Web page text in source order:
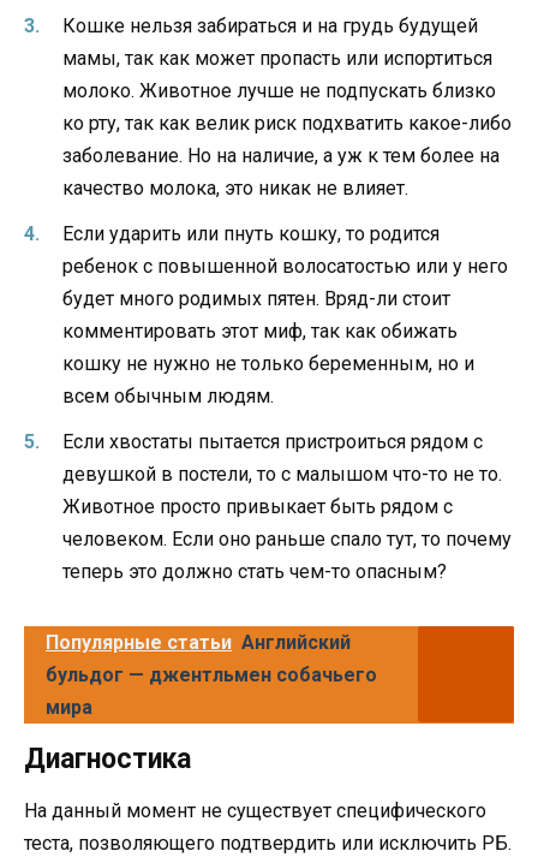
Кошке нельзя забираться и на грудь будущей
мамы, так как может пропасть или испортиться
молоко. Животное лучше не подпускать близко
ко рту, так как велик риск подхватить какое-либо
заболевание. Но на наличие, а уж к тем более на
качество молока, это никак не влияет.
Если ударить или пнуть кошку, то родится
ребенок с повышенной волосатостью или у него
будет много родимых пятен. Вряд-ли стоит
комментировать этот миф, так как обижать
кошку не нужно не только беременным, но и
всем обычным людям.
Если хвостаты пытается пристроиться рядом с
девушкой в постели, то с малышом что-то не то.
Животное просто привыкает быть рядом с
человеком. Если оно раньше спало тут, то почему
теперь это должно стать чем-то опасным?
Популярные статьи Английский
бульдог — джентльмен собачьего
мира
Диагностика
На данный момент не существует специфического
теста, позволяющего подтвердить или исключить РБ.